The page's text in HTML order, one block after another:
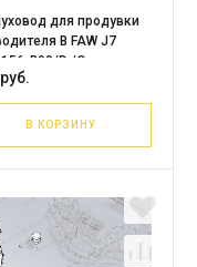
для продувки
B FAW J7
B90/D /Оригинал
В КОРЗИНУ